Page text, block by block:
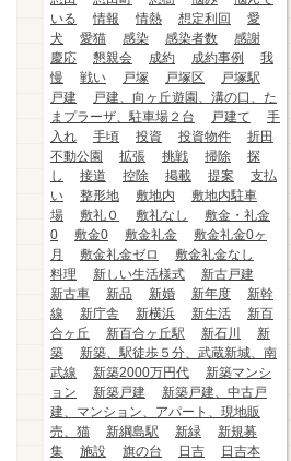
いる
情報 情熱 想定利回
愛
犬
愛猫 感染 感染者数
感謝
慶応
懇親会 成約 成約事例
我
慢
戦い 戸塚 戸塚区
戸塚駅
戸建
戸建、向ヶ丘遊園、溝の口、た
まプラーザ、駐車場２台
戸建て
手
入れ
手頃 投資 投資物件
折田
不動公園
拡張 挑戦 掃除
探
し
接道 控除 掲載 提案
支払
い
整形地 敷地内
敷地内駐車
場
敷礼０ 敷礼なし
敷金・礼金
0
敷金0 敷金礼金
敷金礼金0ヶ
月
敷金礼金ゼロ
敷金礼金なし
料理
新しい生活様式
新古戸建
新古車
新品 新婚 新年度
新幹
線
新庁舎 新横浜 新生活
新百
合ヶ丘
新百合ヶ丘駅 新石川
新
築
新築、駅徒歩５分、武蔵新城、南
武線
新築2000万円代
新築マンシ
ョン
新築戸建
新築戸建、中古戸
建、マンション、アパート、現地販
売、猫
新綱島駅 新緑
新規募
集
施設 旗の台 日吉
日吉本